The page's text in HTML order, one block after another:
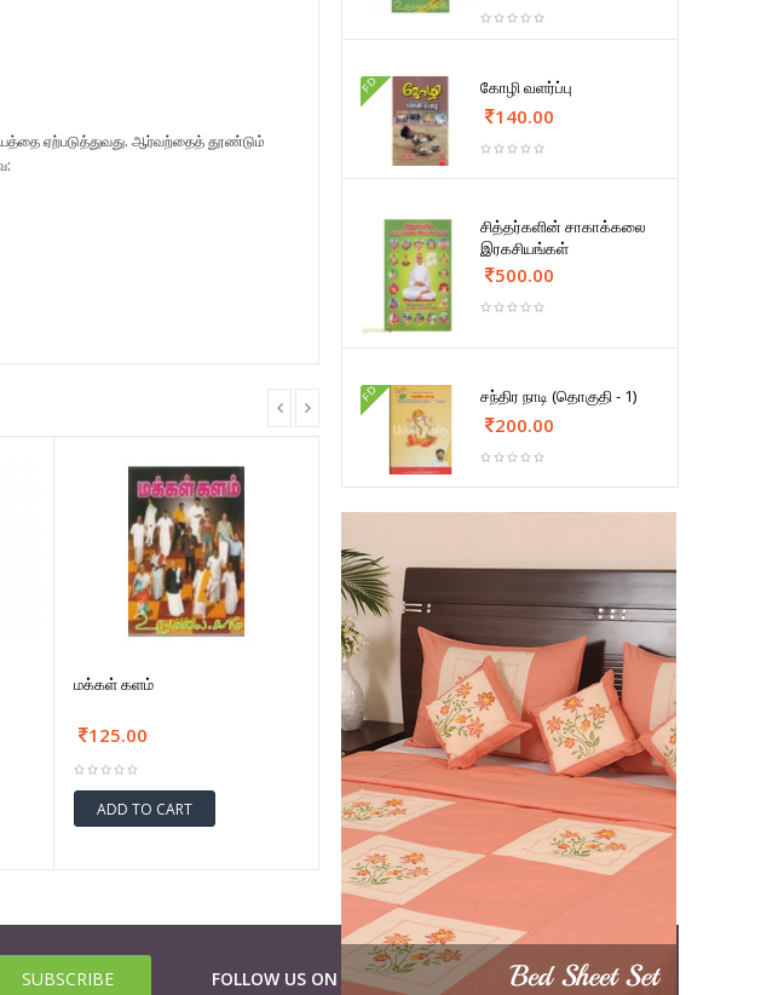
ஏற்படுத்துவது. ஆர்வற்தைத் தூண்டும்
மக்கள் களம்
125.00
ADD TO CART
FD கோழி வளர்ப்பு
140.00
சித்தர்களின் சாகாக்கலை
இரகசியங்கள்
500.00
FD சந்திர நாடி (தொகுதி - 1)
200.00
FOLLOW US ON